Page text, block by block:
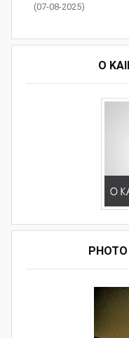
(07-08-2025)
Ο